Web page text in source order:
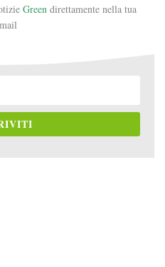
Greendirettamente nella tua